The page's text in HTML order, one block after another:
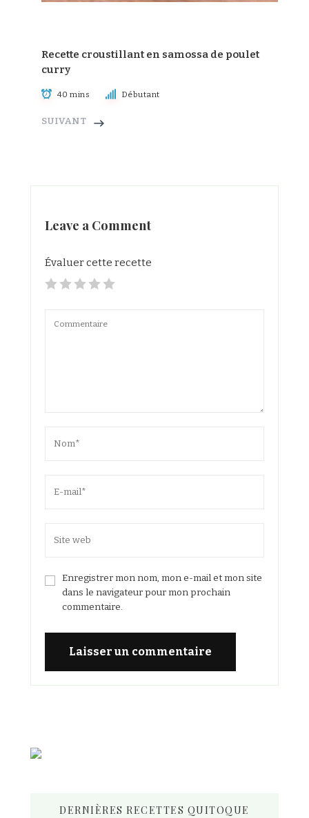
Recette croustillant en samossa de poulet
curry
40 mins Débutant
SUIVANT
Leave a Comment
Évaluer cette recette
Enregistrer mon nom, mon e-mail et mon site
dans le navigateur pour mon prochain
commentaire.
DERNIÈRES RECETTES QUITOQUE